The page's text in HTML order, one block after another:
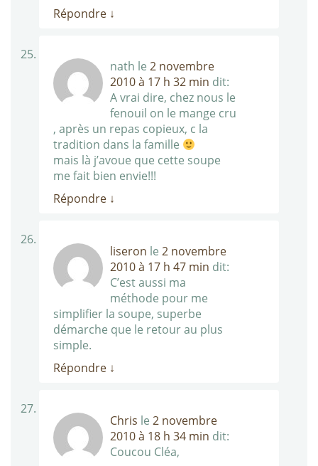
Répondre ↓
nath le 2 novembre
2010 à 17 h 32 min dit:
A vrai dire, chez nous le
fenouil on le mange cru
, après un repas copieux, c la
tradition dans la famille
mais là j’avoue que cette soupe
me fait bien envie!!!
Répondre ↓
liseron le 2 novembre
2010 à 17 h 47 min dit:
C’est aussi ma
méthode pour me
simplifier la soupe, superbe
démarche que le retour au plus
simple.
Répondre ↓
Chris le 2 novembre
2010 à 18 h 34 min dit:
Coucou Cléa,